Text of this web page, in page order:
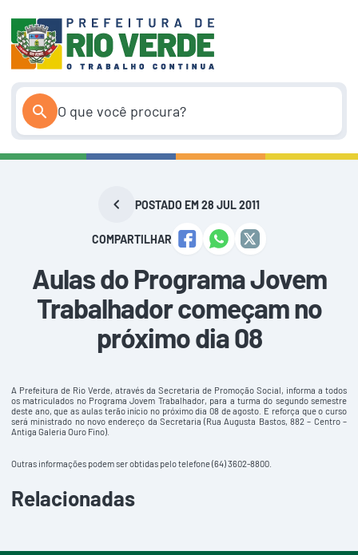
conteúdo
POSTADO EM 28 JUL 2011
COMPARTILHAR
Aulas do Programa Jovem
Trabalhador começam no
próximo dia 08
A Prefeitura de Rio Verde, através da Secretaria de Promoção Social, informa a todos
os matriculados no Programa Jovem Trabalhador, para a turma do segundo semestre
deste ano, que as aulas terão início no próximo dia 08 de agosto. E reforça que o curso
será ministrado no novo endereço da Secretaria (Rua Augusta Bastos, 882 – Centro –
Antiga Galeria Ouro Fino).
Outras informações podem ser obtidas pelo telefone (64) 3602-8800.
Relacionadas